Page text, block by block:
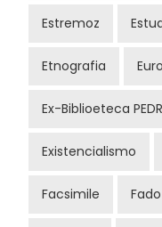
Estremoz
Etnografia
Ex-Biblioeteca
Existencialismo
Facsimile Fado